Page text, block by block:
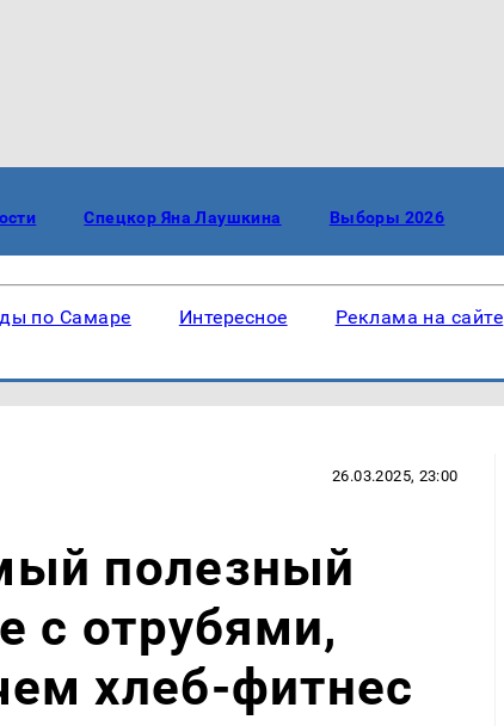
Спецкор Яна Лаушкина Выборы 2026
по Самаре Интересное Реклама на сайте
26.03.2025, 23:00
полезный
с отрубями,
хлеб-фитнес